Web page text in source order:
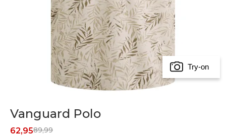
Vanguard Polo
89,99
62,95
Try-on